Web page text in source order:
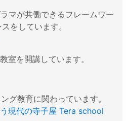
マが共働できるフレームワー
をしています。
室を開講しています。
グ教育に関わっています。
現代の寺子屋 Tera school